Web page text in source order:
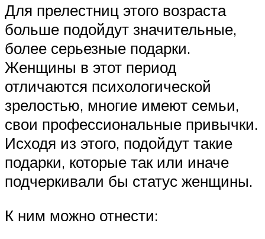
Для прелестниц этого возраста
больше подойдут значительные,
более серьезные подарки.
Женщины в этот период
отличаются психологической
зрелостью, многие имеют семьи,
свои профессиональные привычки.
Исходя из этого, подойдут такие
подарки, которые так или иначе
подчеркивали бы статус женщины.
К ним можно отнести: